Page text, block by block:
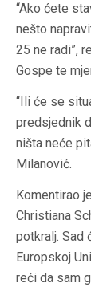
“Ako ćete
nešto
25 ne radi”,
Gospe te
“Ili će se
predsjednik
ništa neće
Milanović.
Komentirao
Christiana
potkralj. Sad
Europskoj
reći da sam